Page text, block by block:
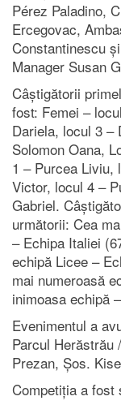
Pérez Paladino,
Ercegovac,
Constantinescu
Manager Susan
Câștigătorii
fost: Femei –
Dariela, locul 3 –
Solomon Oana,
1 – Purcea Liviu,
Victor, locul 4 –
Gabriel.
următorii: Cea
– Echipa Italiei
echipă Licee –
mai numeroasă
inimoasa echipă
Evenimentul a
Parcul Herăstrău
Prezan, Șos.
Competiția a fost